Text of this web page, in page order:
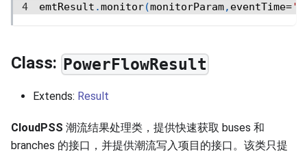
emtResult .monitor(monitorParam, eventTime='-
Class: PowerFlowResult
Extends: Result
CloudPSS 潮流结果处理类，提供快速获取 buses 和
branches 的接口，并提供潮流写入项目的接口。该类只提